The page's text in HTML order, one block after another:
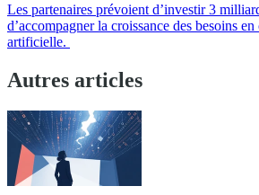
Les partenaires prévoient d’investir 3
d’accompagner la croissance des besoins
artificielle.
Autres articles